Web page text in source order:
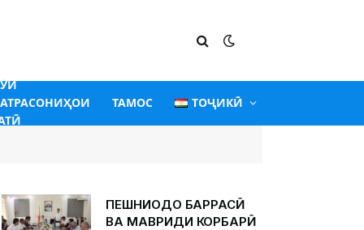
ТАМОС ТОҶИКӢ
ПЕШНИҲОДҲО БАРРАСӢ
ВА МАВРИДИ КОРБАРӢ